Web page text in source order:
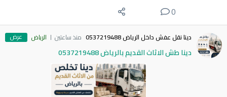
0
دينا نقل عفش داخل الرياض 0537219488 منذ ساعتين الرياض عرض
دينا طش الاثاث القديم بالرياض 0537219488